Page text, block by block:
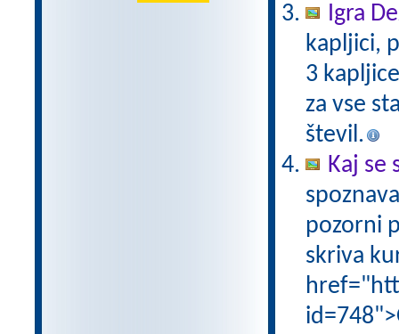
Igra
kapljici,
3
za vse
števil.
Kaj se
pozorni
skriva